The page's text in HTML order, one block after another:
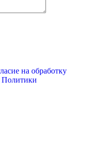
на обработку
Политики